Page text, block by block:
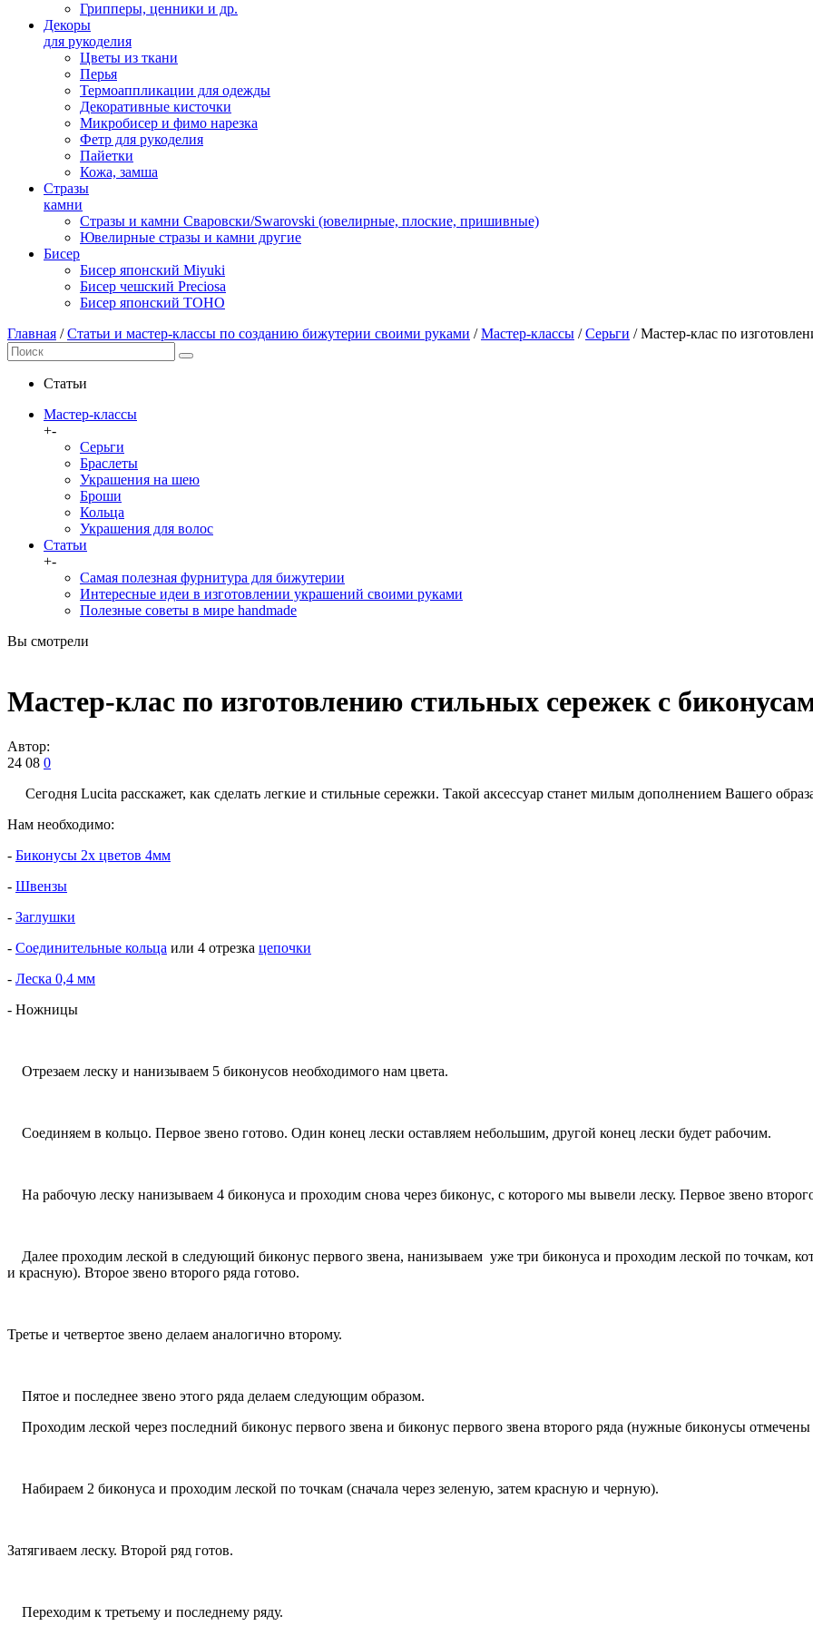
Грипперы, ценники и др.
Декоры
для рукоделия
Цветы из ткани
Перья
Термоаппликации для одежды
Декоративные кисточки
Микробисер и фимо нарезка
Фетр для рукоделия
Пайетки
Кожа, замша
Стразы
камни
Стразы и камни Сваровски/Swarovski (ювелирные, плоские, пришивные)
Ювелирные стразы и камни другие
Бисер
Бисер японский Miyuki
Бисер чешский Preciosa
Бисер японский TOHO
Главная /Статьи и мастер-классы по созданию бижутерии своими руками /Мастер-классы /Серьги / Мастер-клас по
Статьи
Мастер-классы
+-
Серьги
Браслеты
Украшения на шею
Броши
Кольца
Украшения для волос
Статьи
+-
Самая полезная фурнитура для бижутерии
Интересные идеи в изготовлении украшений своими руками
Полезные советы в мире handmade
Вы смотрели
Мастер-клас по изготовлению стильных сережек с
Автор:
24 08 0
Сегодня Lucita расскажет, как сделать легкие и стильные сережки. Такой аксессуар станет милым дополнением Вашего
Нам необходимо:
- Биконусы 2х цветов 4мм
- Швензы
- Заглушки
- Соединительные кольца или 4 отрезка цепочки
- Леска 0,4 мм
- Ножницы
Отрезаем леску и нанизываем 5 биконусов необходимого нам цвета.
Соединяем в кольцо. Первое звено готово. Один конец лески оставляем небольшим, другой конец лески будет рабочим.
На рабочую леску нанизываем 4 биконуса и проходим снова через биконус, с которого мы вывели леску. Первое звено
Далее проходим леской в следующий биконус первого звена, нанизываем уже три биконуса и проходим леской по точкам,
и красную). Второе звено второго ряда готово.
Третье и четвертое звено делаем аналогично второму.
Пятое и последнее звено этого ряда делаем следующим образом.
Проходим леской через последний биконус первого звена и биконус первого звена второго ряда (нужные биконусы
Набираем 2 биконуса и проходим леской по точкам (сначала через зеленую, затем красную и черную).
Затягиваем леску. Второй ряд готов.
Переходим к третьему и последнему ряду.